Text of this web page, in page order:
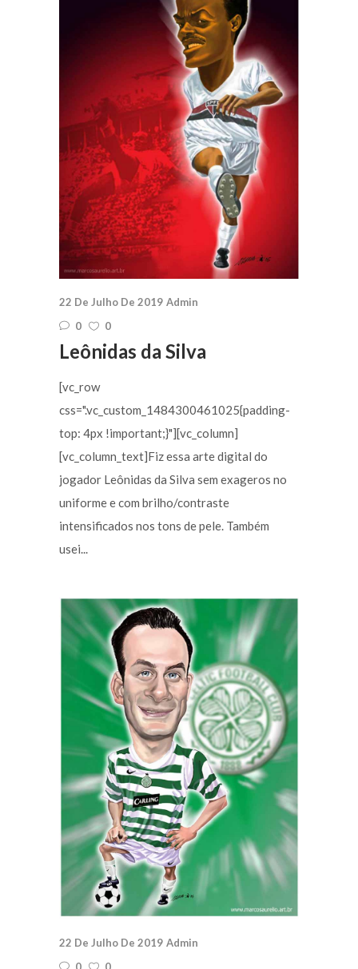
22 De Julho De 2019 Admin
0
0
Leônidas da Silva
[vc_row
css=".vc_custom_1484300461025{padding-
top: 4px !important;}"][vc_column]
[vc_column_text]Fiz essa arte digital do
jogador Leônidas da Silva sem exageros no
uniforme e com brilho/contraste
intensificados nos tons de pele. Também
usei...
22 De Julho De 2019 Admin